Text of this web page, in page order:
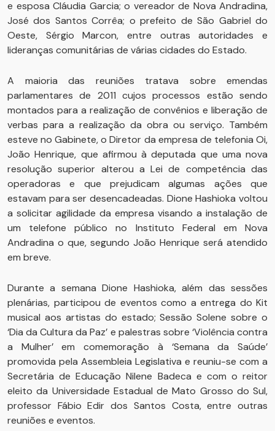
e esposa Cláudia Garcia; o vereador de Nova Andradina,
José dos Santos Corrêa; o prefeito de São Gabriel do
Oeste, Sérgio Marcon, entre outras autoridades e
lideranças comunitárias de várias cidades do Estado.
A maioria das reuniões tratava sobre emendas
parlamentares de 2011 cujos processos estão sendo
montados para a realização de convênios e liberação de
verbas para a realização da obra ou serviço. Também
esteve no Gabinete, o Diretor da empresa de telefonia Oi,
João Henrique, que afirmou à deputada que uma nova
resolução superior alterou a Lei de competência das
operadoras e que prejudicam algumas ações que
estavam para ser desencadeadas. Dione Hashioka voltou
a solicitar agilidade da empresa visando a instalação de
um telefone público no Instituto Federal em Nova
Andradina o que, segundo João Henrique será atendido
em breve.
Durante a semana Dione Hashioka, além das sessões
plenárias, participou de eventos como a entrega do Kit
musical aos artistas do estado; Sessão Solene sobre o
‘Dia da Cultura da Paz’ e palestras sobre ‘Violência contra
a Mulher’ em comemoração à ‘Semana da Saúde’
promovida pela Assembleia Legislativa e reuniu-se com a
Secretária de Educação Nilene Badeca e com o reitor
eleito da Universidade Estadual de Mato Grosso do Sul,
professor Fábio Edir dos Santos Costa, entre outras
reuniões e eventos.